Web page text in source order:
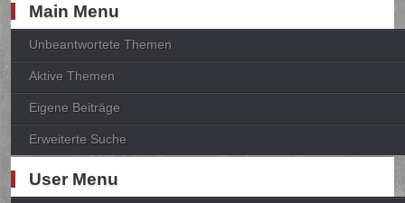
Main Menu
Unbeantwortete Themen
Aktive Themen
Eigene Beiträge
Erweiterte Suche
User Menu